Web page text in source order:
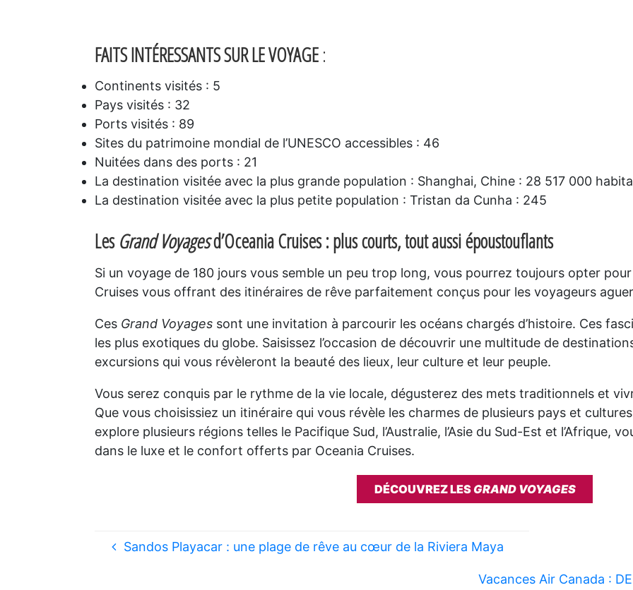
FAITS INTÉRESSANTS SUR LE VOYAGE:
Continents visités : 5
Pays visités : 32
Ports visités : 89
Sites du patrimoine mondial de l’UNESCO accessibles : 46
Nuitées dans des ports : 21
La destination visitée avec la plus grande population : Shanghai, Chine : 28 517 000
La destination visitée avec la plus petite population : Tristan da Cunha : 245
LesGrand Voyagesd’Oceania Cruises : plus courts, tout aussi époustouflants
Si un voyage de 180 jours vous semble un peu trop long, vous pourrez toujours opter
Cruises vous offrant des itinéraires de rêve parfaitement conçus pour les voyageurs
Ces Grand Voyages sont une invitation à parcourir les océans chargés d’histoire. Ces
les plus exotiques du globe. Saisissez l’occasion de découvrir une multitude de
excursions qui vous révèleront la beauté des lieux, leur culture et leur peuple.
Vous serez conquis par le rythme de la vie locale, dégusterez des mets traditionnels et
Que vous choisissiez un itinéraire qui vous révèle les charmes de plusieurs pays et
explore plusieurs régions telles le Pacifique Sud, l’Australie, l’Asie du Sud-Est et l’Afrique,
dans le luxe et le confort offerts par Oceania Cruises.
DÉCOUVREZ LES GRAND VOYAGES
Sandos Playacar : une plage de rêve au cœur de la Riviera Maya
Vacances Air Canada :